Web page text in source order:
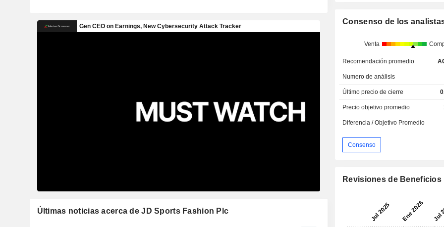
Últimas noticias acerca de JD Sports Fashion Plc
Consenso de los
Venta
Recomendación promedio
Numero de análisis
Último precio de cierre
Precio objetivo promedio
Diferencia / Objetivo Promedio
Consenso
Revisiones de Beneficios